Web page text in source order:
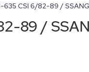
CSI 6/82-89 / SSANG
89 /